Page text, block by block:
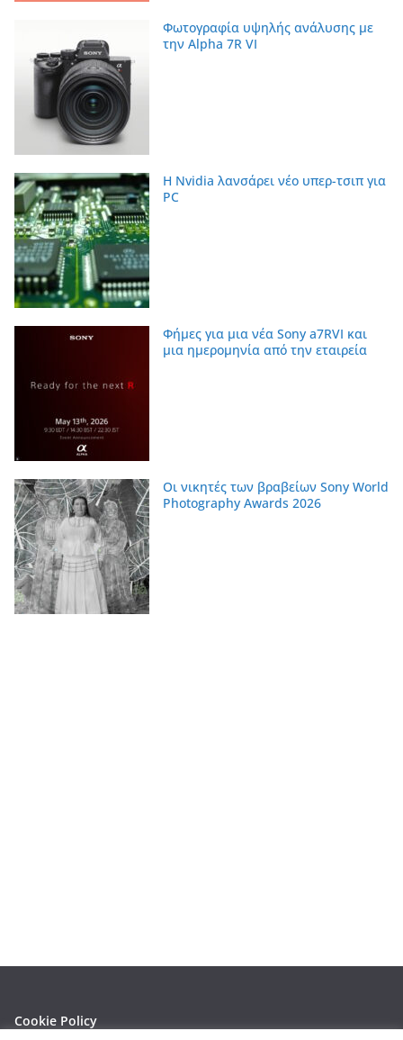
Φωτογραφία υψηλής ανάλυσης με
την Alpha 7R VI
Η Nvidia λανσάρει νέο υπερ-τσιπ για
PC
Φήμες για μια νέα Sony a7RVI και
μια ημερομηνία από την εταιρεία
Οι νικητές των βραβείων Sony World
Photography Awards 2026
Cookie Policy